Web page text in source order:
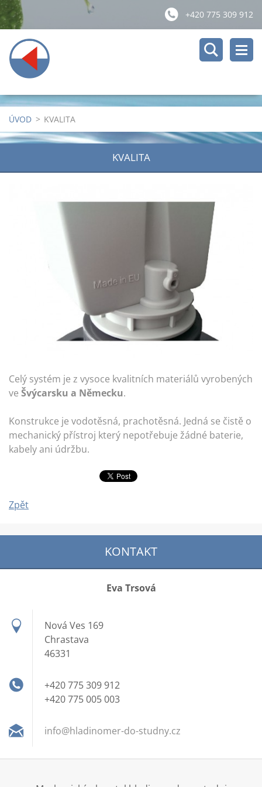
+420 775 309 912
ÚVOD > KVALITA
KVALITA
Celý systém je z vysoce kvalitních materiálů vyrobených
ve Švýcarsku a Německu.
Konstrukce je vodotěsná, prachotěsná. Jedná se čistě o
mechanický přístroj který nepotřebuje žádné baterie,
kabely ani údržbu.
Zpět
KONTAKT
Eva Trsová
Nová Ves 169
Chrastava
46331
+420 775 309 912
+420 775 005 003
info@hladinomer-do-studny.cz